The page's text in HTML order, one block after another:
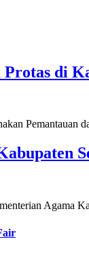
di
Pemantauan
Agama